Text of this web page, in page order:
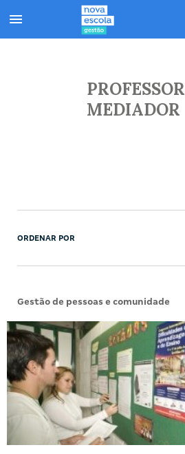
PROFESSOR
MEDIADOR
ORDENAR POR
Gestão de pessoas e comunidade